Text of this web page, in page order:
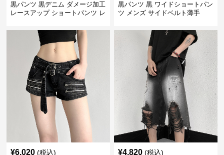
黒パンツ 黒デニム ダメージ加工
レースアップ ショートパンツ レ
黒パンツ 黒 ワイドショートパン
ツ メンズ サイドベルト薄手
¥6,020 (税込) ¥4,820 (税込)